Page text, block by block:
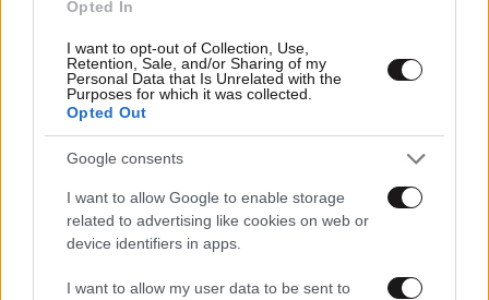
Opted In
I want to opt-out of Collection, Use,
Retention, Sale, and/or Sharing of my
Personal Data that Is Unrelated with the
Purposes for which it was collected.
Opted Out
Google consents
I want to allow Google to enable storage
related to advertising like cookies on web or
device identifiers in apps.
I want to allow my user data to be sent to
Αντζελίνα Τζολί – Ο αδερφός της James
Haven αποκάλυψε ότι είναι gay: «Έβαζα κρυφά
γκλίτερ και μάσκαρα»